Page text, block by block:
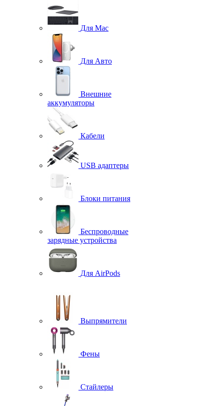
Для Mac
Для Авто
Внешние
аккумуляторы
Кабели
USB адаптеры
Блоки питания
Беспроводные
зарядные устройства
Для AirPods
Выпрямители
Фены
Стайлеры